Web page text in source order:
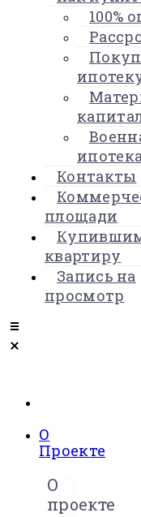
100%
Контакты
площади
квартиру
Запись на
просмотр
О
Проекте
О
проекте